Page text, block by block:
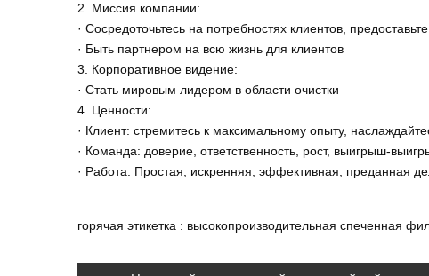
2. Миссия компании:
· Сосредоточьтесь на потребностях клиентов,
· Быть партнером на всю жизнь для клиентов
3. Корпоративное видение:
· Стать мировым лидером в области очистки
4. Ценности:
· Клиент: стремитесь к максимальному опыту,
· Команда: доверие, ответственность, рост, выигрыш-
· Работа: Простая, искренняя, эффективная, преданная
горячая этикетка : высокопроизводительная спеченная